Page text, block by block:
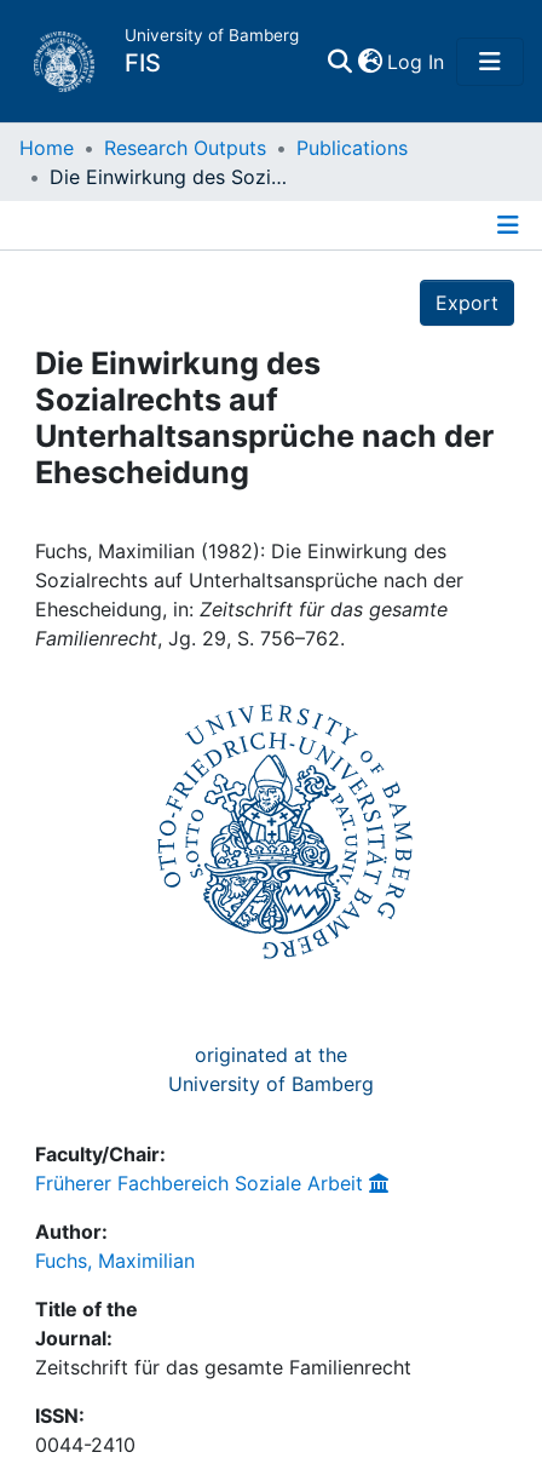
University of Bamberg
FIS Log In(current)
Home
Projects
People
Institutions
Awards
My FIS
Home Research Outputs
Publications
Die Einwirkung des Sozialrechts auf Unterhaltsansprüche nach der Ehescheidung
Export
Die Einwirkung des
Sozialrechts auf
Unterhaltsansprüche nach der
Ehescheidung
Fuchs, Maximilian (1982): Die Einwirkung des
Sozialrechts auf Unterhaltsansprüche nach der
Ehescheidung, in: Zeitschrift für das gesamte
Familienrecht, Jg. 29, S. 756–762.
originated at the
University of Bamberg
Faculty/Chair:
Früherer Fachbereich Soziale Arbeit
Author:
Fuchs, Maximilian
Title of the
Journal:
Zeitschrift für das gesamte Familienrecht
ISSN:
0044-2410